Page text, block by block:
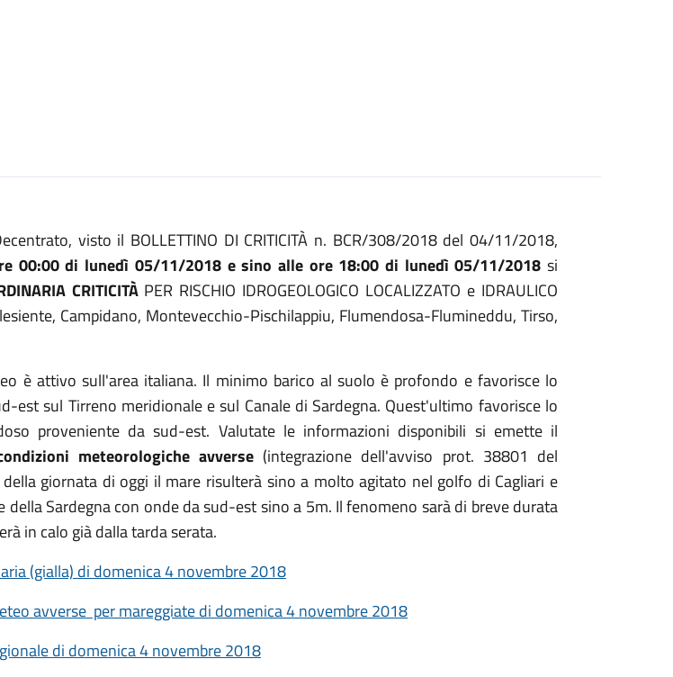
visto il BOLLETTINO DI CRITICITÀ n. BCR/308/2018 del 04/11/2018,
00:00 di lunedì 05/11/2018 e sino alle ore 18:00 di lunedì 05/11/2018 si
CRITICITÀPER RISCHIO IDROGEOLOGICO LOCALIZZATO e IDRAULICO
Campidano, Montevecchio-Pischilappiu, Flumendosa-Flumineddu, Tirso,
è attivo sull'area italiana. Il minimo barico al suolo è profondo e favorisce lo
est sul Tirreno meridionale e sul Canale di Sardegna. Quest'ultimo favorisce lo
proveniente da sud-est. Valutate le informazioni disponibili si emette il
meteorologiche avverse (integrazione dell'avviso prot. 38801 del
giornata di oggi il mare risulterà sino a molto agitato nel golfo di Cagliari e
della Sardegna con onde da sud-est sino a 5m. Il fenomeno sarà di breve durata
in calo già dalla tarda serata.
(gialla) di domenica 4 novembre 2018
avverse per mareggiate di domenica 4 novembre 2018
di domenica 4 novembre 2018